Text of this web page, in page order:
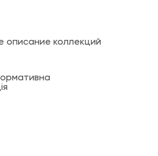
описание коллекций